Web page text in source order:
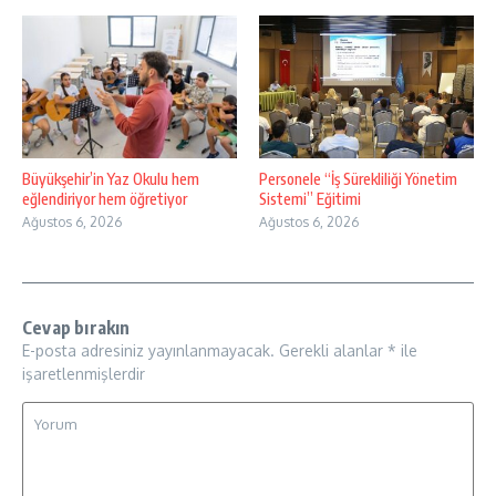
Büyükşehir’in Yaz Okulu hem
eğlendiriyor hem öğretiyor
Ağustos 6, 2026
Personele “İş Sürekliliği Yönetim
Sistemi” Eğitimi
Ağustos 6, 2026
Cevap bırakın
E-posta adresiniz yayınlanmayacak. Gerekli alanlar * ile
işaretlenmişlerdir